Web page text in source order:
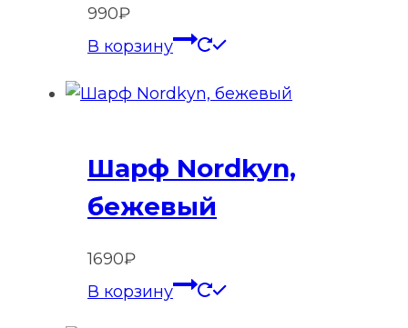
990₽
В корзину
Шарф Nordkyn,
бежевый
1690₽
В корзину